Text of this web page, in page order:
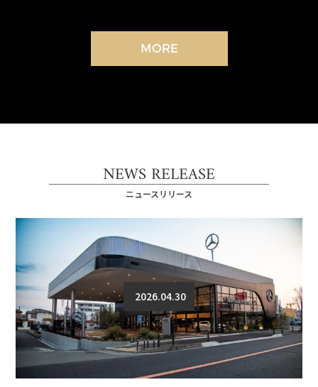
MORE
NEWS RELEASE
ニュースリリース
2026.04.30